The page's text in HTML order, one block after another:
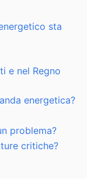
sta
e nel Regno
energetica?
problema?
critiche?